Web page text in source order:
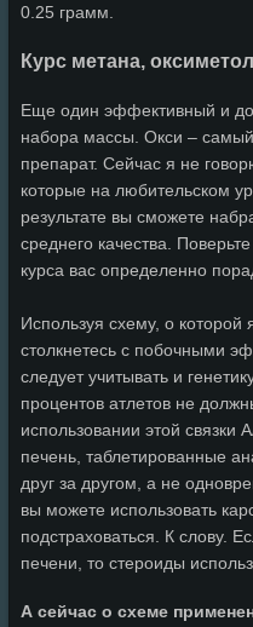
0.25 грамм.
Курс метана,
Еще один эффективный и
набора массы. Окси –
препарат. Сейчас я не
которые на любительском
результате вы сможете
среднего качества.
курса вас определенно
Используя схему, о которой
столкнетесь с побочными
следует учитывать и
процентов атлетов не
использовании этой связки
печень, таблетированные
друг за другом, а не
вы можете использовать
подстраховаться. К слову.
печени, то стероиды
А сейчас о схеме